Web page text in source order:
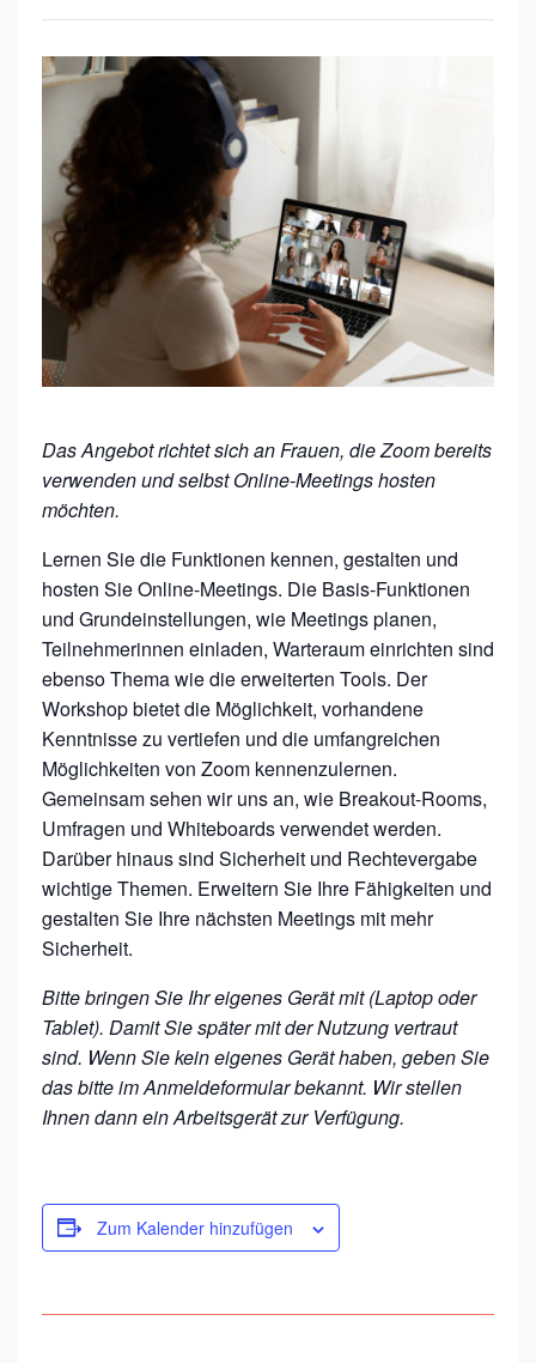
D
F
T
Z
O
O
M
E
N
W
I
E
E
I
N
P
R
O
F
I
O
N
L
I
W
O
Das Angebot richtet sich an Frauen, die Zoom bereits
verwenden und selbst Online-Meetings hosten
möchten.
Lernen Sie die Funktionen kennen, gestalten und
hosten Sie Online-Meetings. Die Basis-Funktionen
und Grundeinstellungen, wie Meetings planen,
Teilnehmerinnen einladen, Warteraum einrichten sind
ebenso Thema wie die erweiterten Tools. Der
Workshop bietet die Möglichkeit, vorhandene
Kenntnisse zu vertiefen und die umfangreichen
Möglichkeiten von Zoom kennenzulernen.
Gemeinsam sehen wir uns an, wie Breakout-Rooms,
Umfragen und Whiteboards verwendet werden.
Darüber hinaus sind Sicherheit und Rechtevergabe
wichtige Themen. Erweitern Sie Ihre Fähigkeiten und
gestalten Sie Ihre nächsten Meetings mit mehr
Sicherheit.
Bitte bringen Sie Ihr eigenes Gerät mit (Laptop oder
Tablet). Damit Sie später mit der Nutzung vertraut
sind. Wenn Sie kein eigenes Gerät haben, geben Sie
das bitte im Anmeldeformular bekannt. Wir stellen
Ihnen dann ein Arbeitsgerät zur Verfügung.
Zum Kalender hinzufügen